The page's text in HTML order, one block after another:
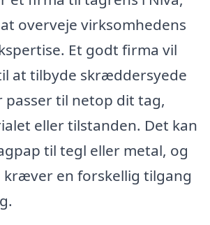
overveje virksomhedens
Et godt firma vil
at tilbyde skræddersyede
passer til netop dit tag,
eller tilstanden. Det kan
til tegl eller metal, og
kræver en forskellig tilgang